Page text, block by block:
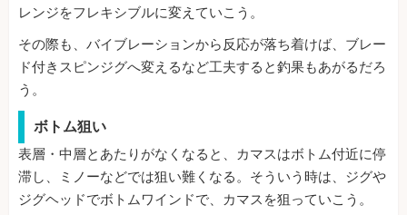
レンジをフレキシブルに変えていこう。
その際も、バイブレーションから反応が落ち着けば、ブレー
ド付きスピンジグへ変えるなど工夫すると釣果もあがるだろ
う。
ボトム狙い
表層・中層とあたりがなくなると、カマスはボトム付近に停
滞し、ミノーなどでは狙い難くなる。そういう時は、ジグや
ジグヘッドでボトムワインドで、カマスを狙っていこう。